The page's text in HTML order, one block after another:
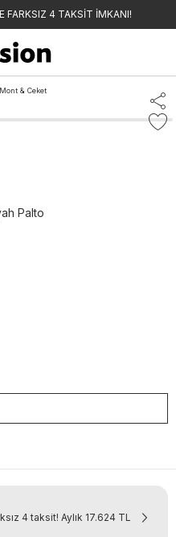
FARKSIZ 4 TAKSİT İMKANI!
Mont & Ceket
Palto
4 taksit! Aylık 17.624 TL